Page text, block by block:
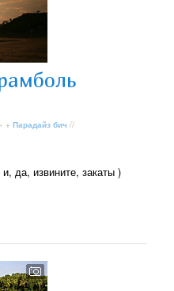
» +Парадайз бич //
да, извините, закаты )